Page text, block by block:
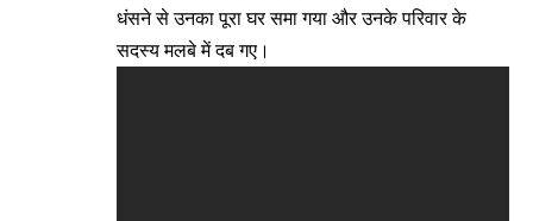
धंसने से उनका पूरा घर समा गया और उनके परिवार के
सदस्य मलबे में दब गए।